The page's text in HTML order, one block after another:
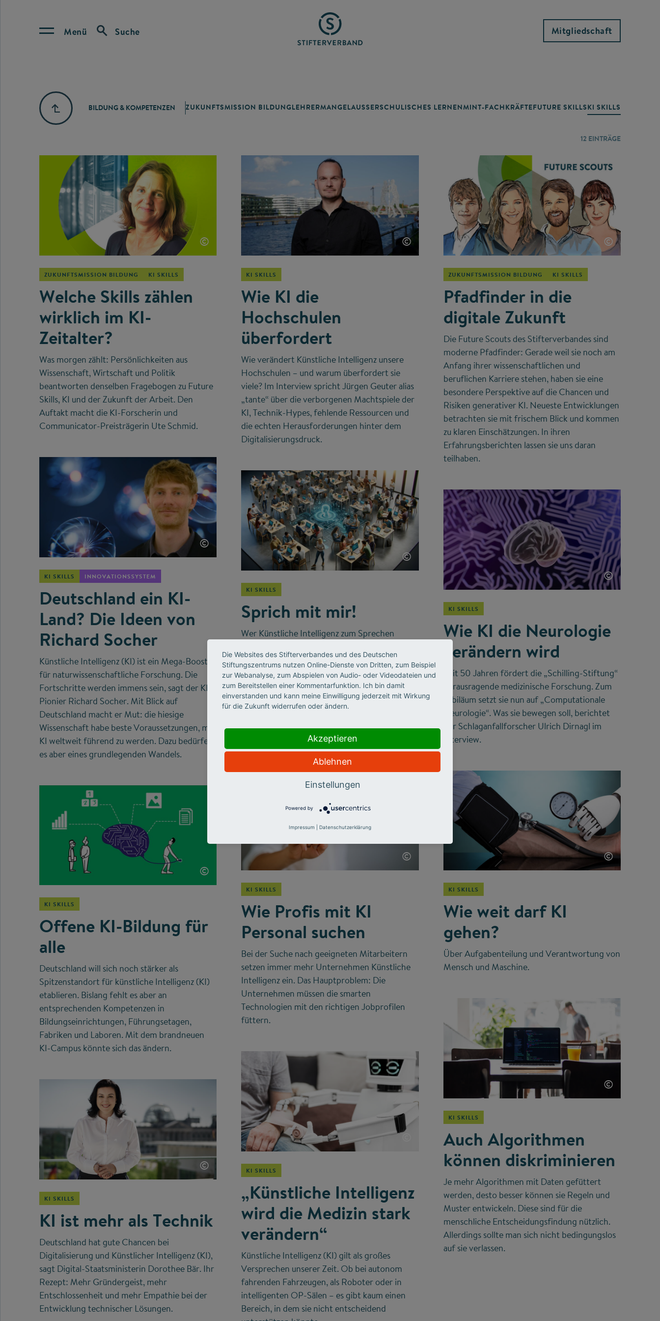
Menü Suche Mitgliedschaft
BILDUNG & KOMPETENZEN ZUKUNFTSMISSION BILDUNGLEHRERMANGELAUSSERSCHULISCHES LERNEN MINT-FACHKRÄFTEFUTURE SKILLSKI SKILLS
12 EINTRÄGE
©
ZUKUNFTSMISSION BILDUNG KI SKILLS
Welche Skills zählen
wirklich im KI-
Zeitalter?
Was morgen zählt: Persönlichkeiten aus
Wissenschaft, Wirtschaft und Politik
beantworten denselben Fragebogen zu Future
Skills, KI und der Zukunft der Arbeit. Den
Auftakt macht die KI-Forscherin und
Communicator-Preisträgerin Ute Schmid.
©
KI SKILLS
Wie KI die
Hochschulen
überfordert
Wie verändert Künstliche Intelligenz unsere
Hochschulen – und warum überfordert sie
viele? Im Interview spricht Jürgen Geuter alias
„tante“ über die verborgenen Machtspiele der
KI, Technik-Hypes, fehlende Ressourcen und
die echten Herausforderungen hinter dem
Digitalisierungsdruck.
©
ZUKUNFTSMISSION BILDUNG KI SKILLS
Pfadfinder in die
digitale Zukunft
Die Future Scouts des Stifterverbandes sind
moderne Pfadfinder: Gerade weil sie noch am
Anfang ihrer wissenschaftlichen und
beruflichen Karriere stehen, haben sie eine
besondere Perspektive auf die Chancen und
Risiken generativer KI. Neueste Entwicklungen
betrachten sie mit frischem Blick und kommen
zu klaren Einschätzungen. In ihren
Erfahrungsberichten lassen sie uns daran
teilhaben.
©
KI SKILLS INNOVATIONSSYSTEM
Deutschland ein KI-
Land? Die Ideen von
Richard Socher
Künstliche Intelligenz (KI) ist ein Mega-Booster
für naturwissenschaftliche Forschung. Die
Fortschritte werden immens sein, sagt der KI-
Pionier Richard Socher. Mit Blick auf
Deutschland macht er Mut: die hiesige
Wissenschaft habe beste Voraussetzungen, mit
KI weltweit führend zu werden. Dazu bedürfe
es aber eines grundlegenden Wandels.
©
KI SKILLS
Sprich mit mir!
Wer Künstliche Intelligenz zum Sprechen
Im „Prompt-Labor“ des Stifterverbandes
können Hochschullehrer und -lehrerinnen
erfahren, wie man KI-Sprachmodelle
erfolgreich nutzt. Anika Limburg (Hochschule
RheinMain) und Stefan Göllner (KI-Campus |
Stifterverband) berichten im Interview über
die ersten Erfahrungen.
©
KI SKILLS
Wie KI die Neurologie
verändern wird
Seit 50 Jahren fördert die „Schilling-Stiftung“
herausragende medizinische Forschung. Zum
Jubiläum setzt sie nun auf „Computationale
Neurologie“. Was sie bewegen soll, berichtet
der Schlaganfallforscher Ulrich Dirnagl im
Interview.
©
KI SKILLS
Offene KI-Bildung für
alle
Deutschland will sich noch stärker als
Spitzenstandort für künstliche Intelligenz (KI)
etablieren. Bislang fehlt es aber an
entsprechenden Kompetenzen in
Bildungseinrichtungen, Führungsetagen,
Fabriken und Laboren. Mit dem brandneuen
KI-Campus könnte sich das ändern.
©
KI SKILLS
Wie Profis mit KI
Personal suchen
Bei der Suche nach geeigneten Mitarbeitern
setzen immer mehr Unternehmen Künstliche
Intelligenz ein. Das Hauptproblem: Die
Unternehmen müssen die smarten
Technologien mit den richtigen Jobprofilen
füttern.
©
KI SKILLS
Wie weit darf KI
gehen?
Über Aufgabenteilung und Verantwortung von
Mensch und Maschine.
©
KI SKILLS
KI ist mehr als Technik
Deutschland hat gute Chancen bei
Digitalisierung und Künstlicher Intelligenz (KI),
sagt Digital-Staatsministerin Dorothee Bär. Ihr
Rezept: Mehr Gründergeist, mehr
Entschlossenheit und mehr Empathie bei der
Entwicklung technischer Lösungen.
©
KI SKILLS
„Künstliche Intelligenz
wird die Medizin stark
verändern“
Künstliche Intelligenz (KI) gilt als großes
Versprechen unserer Zeit. Ob bei autonom
fahrenden Fahrzeugen, als Roboter oder in
intelligenten OP-Sälen – es gibt kaum einen
Bereich, in dem sie nicht entscheidend
©
KI SKILLS
Auch Algorithmen
können diskriminieren
Je mehr Algorithmen mit Daten gefüttert
werden, desto besser können sie Regeln und
Muster entwickeln. Diese sind für die
menschliche Entscheidungsfindung nützlich.
Allerdings sollte man sich nicht bedingungslos
auf sie verlassen.
Die Websites des Stifterverbandes und des Deutschen
Stiftungszentrums nutzen Online-Dienste von Dritten, zum Beispiel
zur Webanalyse, zum Abspielen von Audio- oder Videodateien und
zum Bereitstellen einer Kommentarfunktion. Ich bin damit
einverstanden und kann meine Einwilligung jederzeit mit Wirkung
für die Zukunft widerrufen oder ändern.
Akzeptieren
Ablehnen
Einstellungen
Powered by
Impressum Datenschutzerklärung